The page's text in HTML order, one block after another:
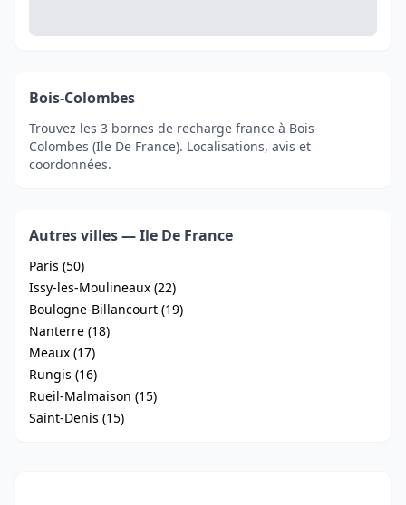
Bois-Colombes
Trouvez les 3 bornes de recharge france à Bois-
Colombes (Ile De France). Localisations, avis et
coordonnées.
Autres villes — Ile De France
Paris (50)
Issy-les-Moulineaux (22)
Boulogne-Billancourt (19)
Nanterre (18)
Meaux (17)
Rungis (16)
Rueil-Malmaison (15)
Saint-Denis (15)